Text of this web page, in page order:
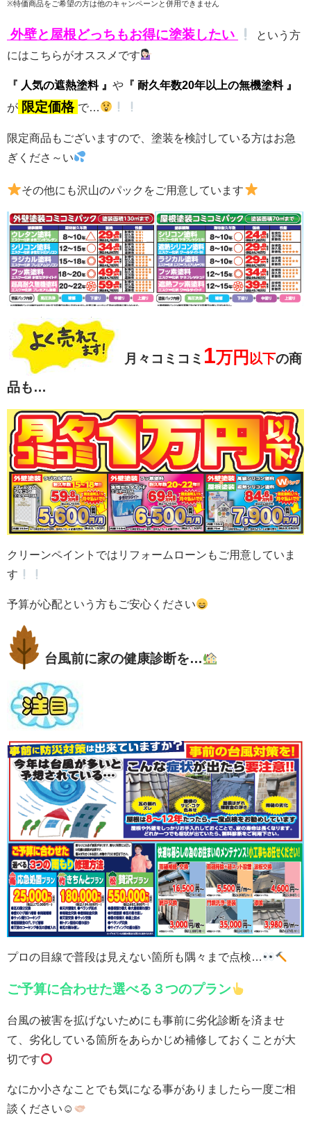
※特価商品をご希望の方は他のキャンペーンと併用できません
外壁と屋根どっちもお得に塗装したい
という方
にはこちらがオススメです
『 人気の遮熱塗料 』 や 『 耐久年数20年以上の無機塗料 』
が 限定価格 で…
限定商品もございますので、塗装を検討している方はお急
ぎくださ～い
その他にも沢山のパックをご用意しています
月々コミコミ 1万円 以下の商
品も…
クリーンペイントではリフォームローンもご用意していま
す
予算が心配という方もご安心ください
台風前に家の健康診断を…
プロの目線で普段は見えない箇所も隅々まで点検…
ご予算に合わせた選べる３つのプラン
台風の被害を拡げないためにも事前に劣化診断を済ませ
て、劣化している箇所をあらかじめ補修しておくことが大
切です
なにか小さなことでも気になる事がありましたら一度ご相
談ください☺